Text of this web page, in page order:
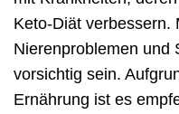
Keto-Diät verbessern.
Nierenproblemen und
vorsichtig sein.
Ernährung ist es